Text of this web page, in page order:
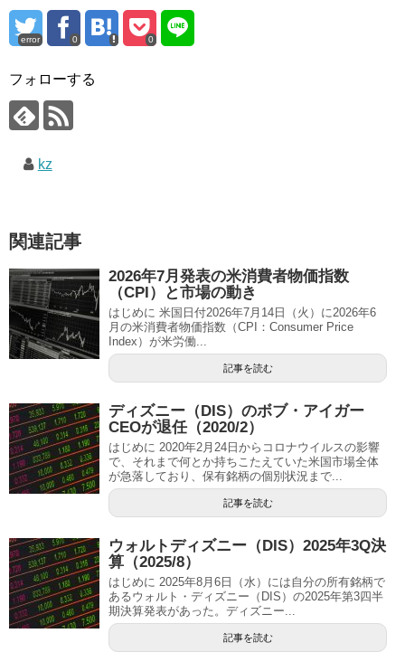
error 0 0
フォローする
kz
関連記事
2026年7月発表の米消費者物価指数
（CPI）と市場の動き
はじめに 米国日付2026年7月14日（火）に2026年6
月の米消費者物価指数（CPI：Consumer Price
Index）が米労働...
記事を読む
ディズニー（DIS）のボブ・アイガー
CEOが退任（2020/2）
はじめに 2020年2月24日からコロナウイルスの影響
で、それまで何とか持ちこたえていた米国市場全体
が急落しており、保有銘柄の個別状況まで...
記事を読む
ウォルトディズニー（DIS）2025年3Q決
算（2025/8）
はじめに 2025年8月6日（水）には自分の所有銘柄で
あるウォルト・ディズニー（DIS）の2025年第3四半
期決算発表があった。ディズニー...
記事を読む